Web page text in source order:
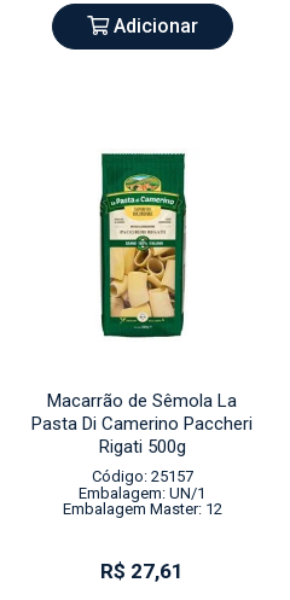
Adicionar
Macarrão de Sêmola La
Pasta Di Camerino Paccheri
Rigati 500g
Código: 25157
Embalagem: UN/1
Embalagem Master: 12
R$ 27,61